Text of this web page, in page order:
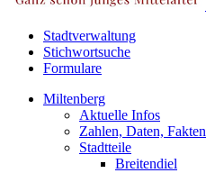
Stadtverwaltung
Stichwortsuche
Formulare
Miltenberg
Aktuelle Infos
Zahlen, Daten, Fakten
Stadtteile
Breitendiel